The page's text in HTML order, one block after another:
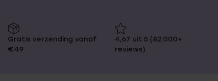
Gratis verzending vanaf
€49
4,67 uit 5 (82.000+
reviews)